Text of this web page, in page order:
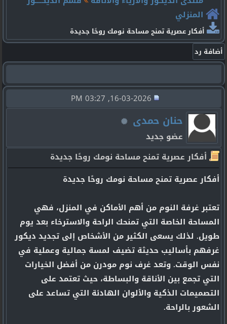
المنزلي
أفكار عصرية تمنح مساحة نومك روحًا جديدة
حنان حمدى
عضو جديد
أفكار عصرية تمنح مساحة نومك روحًا جديدة
أفكار عصرية تمنح مساحة نومك روحًا جديدة
تعتبر غرفة النوم من أهم الأماكن في المنزل، فهي
المساحة الخاصة التي تمنحك الراحة والاسترخاء بعد يوم
طويل. لذلك يسعى الكثير من الأشخاص إلى تجديد ديكور
غرفهم بأساليب حديثة تضيف لمسة جمالية وعملية في
نفس الوقت. وتعد غرف نوم مودرن من أفضل الخيارات
التي تجمع بين الأناقة والبساطة، حيث تعتمد على
التصميمات الذكية والألوان الهادئة التي تساعد على
الشعور بالراحة.